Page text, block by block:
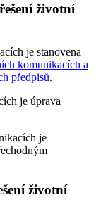
životní
je stanovena
komunikacích a
předpisů.
je úprava
je
životní